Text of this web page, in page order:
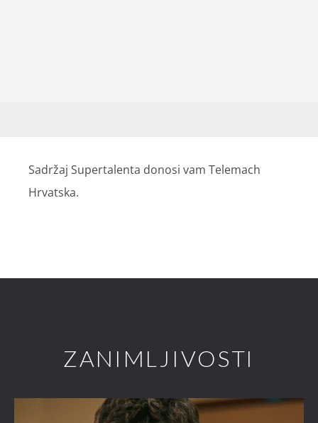
Sadržaj Supertalenta donosi vam Telemach
Hrvatska.
ZANIMLJIVOSTI